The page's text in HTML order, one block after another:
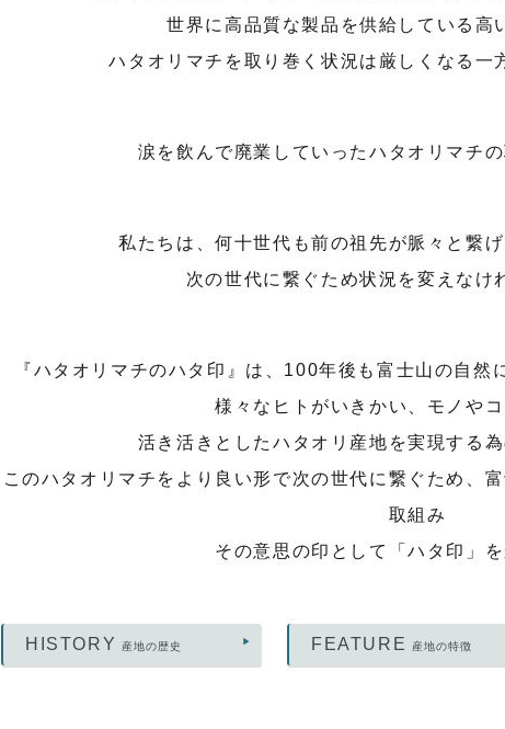
世界に高品質な製品を供給している高
ハタオリマチを取り巻く状況は厳しくなる一
涙を飲んで廃業していったハタオリマチ
私たちは、何十世代も前の祖先が脈々と繋
次の世代に繋ぐため状況を変えなけ
『ハタオリマチのハタ印』は、100年後も富士山の自然
様々なヒトがいきかい、モノや
活き活きとしたハタオリ産地を実現する
このハタオリマチをより良い形で次の世代に繋ぐため、
取組み
その意思の印として「ハタ印」を
HISTORY 産地の歴史 FEATURE 産地の特徴